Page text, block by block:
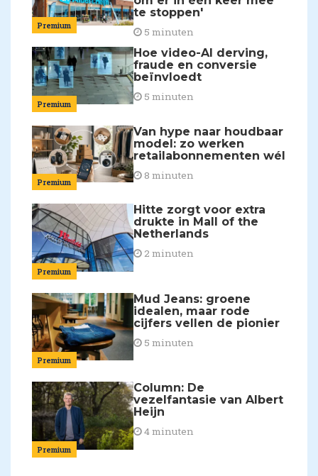
Premium
te stoppen'
5 minuten
Premium
Hoe video-AI derving,
fraude en conversie
beïnvloedt
5 minuten
Premium
Van hype naar houdbaar
model: zo werken
retailabonnementen wél
8 minuten
Premium
Hitte zorgt voor extra
drukte in Mall of the
Netherlands
2 minuten
Premium
Mud Jeans: groene
idealen, maar rode
cijfers vellen de pionier
5 minuten
Premium
Column: De
vezelfantasie van Albert
Heijn
4 minuten